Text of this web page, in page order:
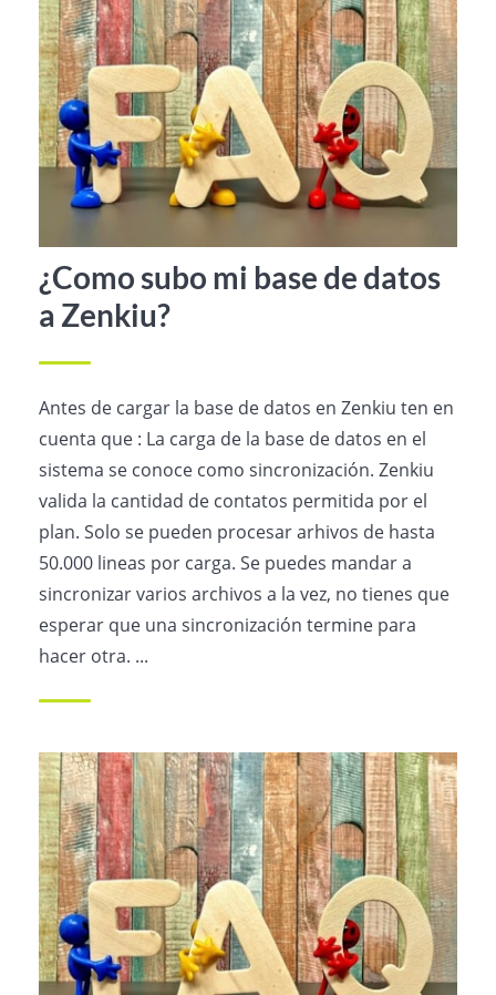
¿Como subo mi base de datos
a Zenkiu?
Antes de cargar la base de datos en Zenkiu ten en
cuenta que : La carga de la base de datos en el
sistema se conoce como sincronización. Zenkiu
valida la cantidad de contatos permitida por el
plan. Solo se pueden procesar arhivos de hasta
50.000 lineas por carga. Se puedes mandar a
sincronizar varios archivos a la vez, no tienes que
esperar que una sincronización termine para
hacer otra. ...